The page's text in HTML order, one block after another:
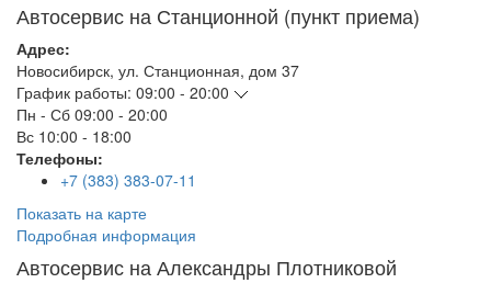
Автосервис на Станционной (пункт приема)
Адрес:
Новосибирск, ул. Станционная, дом 37
График работы: 09:00 - 20:00
Пн - Сб 09:00 - 20:00
Вс 10:00 - 18:00
Телефоны:
+7 (383) 383-07-11
Показать на карте
Подробная информация
Автосервис на Александры Плотниковой